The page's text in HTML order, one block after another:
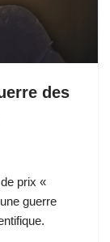
des
prix «
guerre